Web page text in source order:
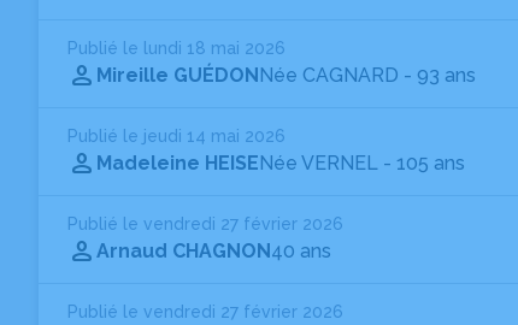
Publié le lundi 18 mai 2026
Mireille GUÉDONNée CAGNARD - 93 ans
Publié le jeudi 14 mai 2026
Madeleine HEISENée VERNEL - 105 ans
Publié le vendredi 27 février 2026
Arnaud CHAGNON40 ans
Publié le vendredi 27 février 2026